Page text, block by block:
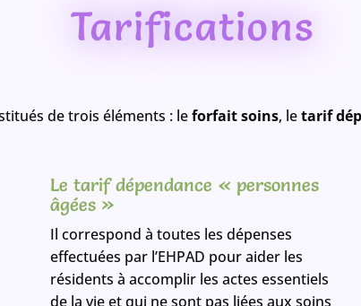
Tarifications
de trois éléments : leforfait soins, letarif
Le tarif dépendance « personnes
âgées »
Il correspond à toutes les dépenses
effectuées par l’EHPAD pour aider les
résidents à accomplir les actes essentiels
de la vie et qui ne sont pas liées aux soins